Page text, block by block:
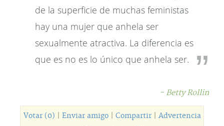
de la superficie de muchas feministas
hay una mujer que anhela ser
sexualmente atractiva. La diferencia es
que es no es lo único que anhela ser.
- Betty Rollin
Votar (0) Enviar amigo| Compartir| Advertencia